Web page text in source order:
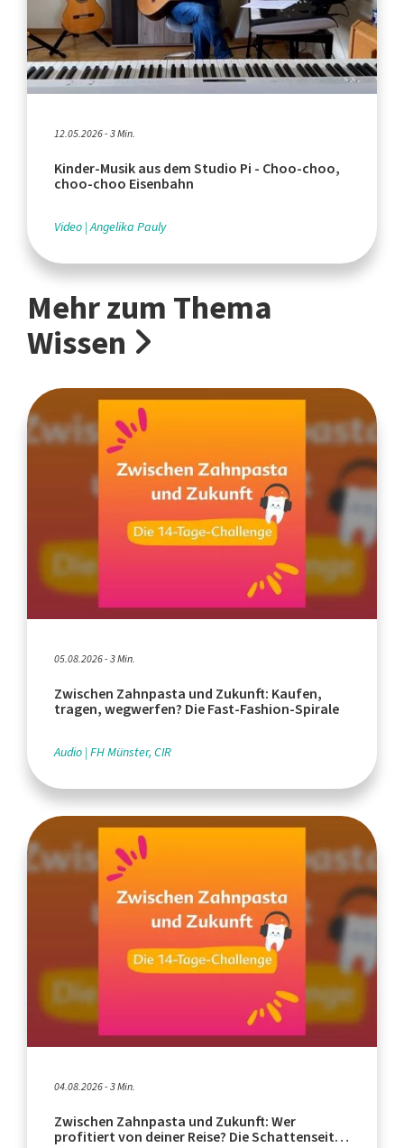
12.05.2026 - 3 Min.
Kinder-Musik aus dem Studio Pi - Choo-choo,
choo-choo Eisenbahn
Video Angelika Pauly
Mehr zum Thema
Wissen
05.08.2026 - 3 Min.
Zwischen Zahnpasta und Zukunft: Kaufen,
tragen, wegwerfen? Die Fast-Fashion-Spirale
Audio FH Münster, CIR
04.08.2026 - 3 Min.
Zwischen Zahnpasta und Zukunft: Wer
profitiert von deiner Reise? Die Schattenseiten